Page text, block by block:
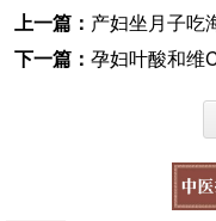
上一篇： 产妇坐月子吃
下一篇： 孕妇叶酸和维